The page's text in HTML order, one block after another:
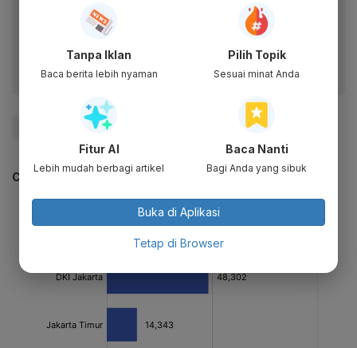
Dapatkan pengalaman membaca lebih nyaman dan nikmati
fitur menarik lainnya lewat aplikasi mobile Katadata.
CEK JUGA DATA INI
Tanpa Iklan
Baca berita lebih nyaman
Pilih Topik
Sesuai minat Anda
Fitur AI
Lebih mudah berbagi artikel
Baca Nanti
Bagi Anda yang sibuk
Buka di Aplikasi
Tetap di Browser